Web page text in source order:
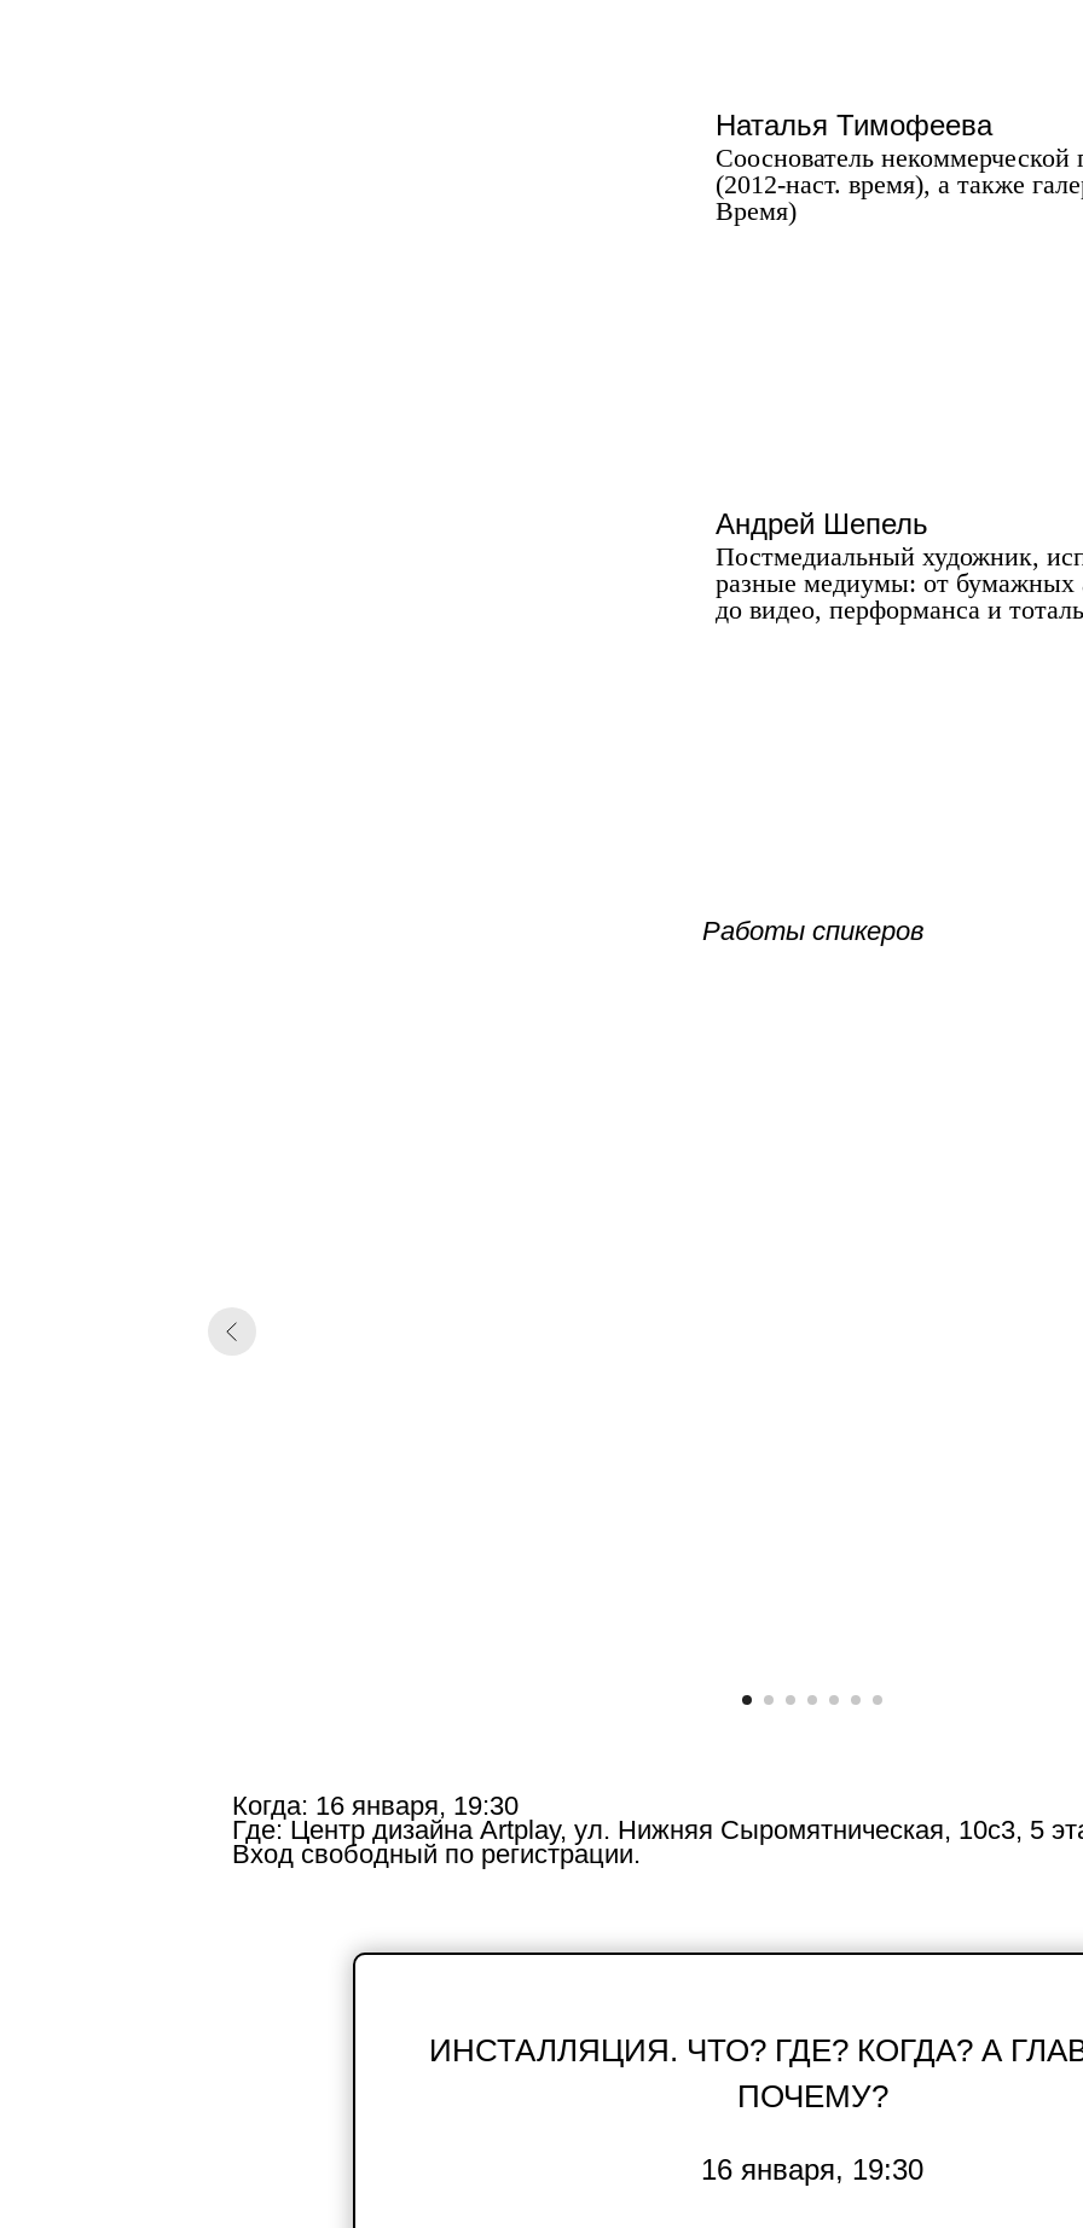
Наталья Тимофеева
Сооснователь некоммерческой
(2012-наст. время), а также
Время)
Андрей Шепель
Постмедиальный художник,
разные медиумы: от бумажных
до видео, перформанса и
Работы спикеров
Когда: 16 января, 19:30
Где:Центр дизайна Artplay, ул. Нижняя Сыромятническая, 10с3, 5
Вход свободный по регистрации.
ИНСТАЛЛЯЦИЯ. ЧТО? ГДЕ? КОГДА? А
ПОЧЕМУ?
16 января, 19:30